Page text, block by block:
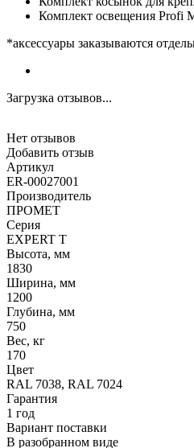
Комплект освещения Profi
*аксессуары заказываются
Загрузка отзывов...
Нет отзывов
Добавить отзыв
Артикул
ER-00027001
Производитель
ПРОМЕТ
Серия
EXPERT T
Высота, мм
1830
Ширина, мм
1200
Глубина, мм
750
Вес, кг
170
Цвет
RAL 7038, RAL 7024
Гарантия
1 год
Вариант поставки
В разобранном виде